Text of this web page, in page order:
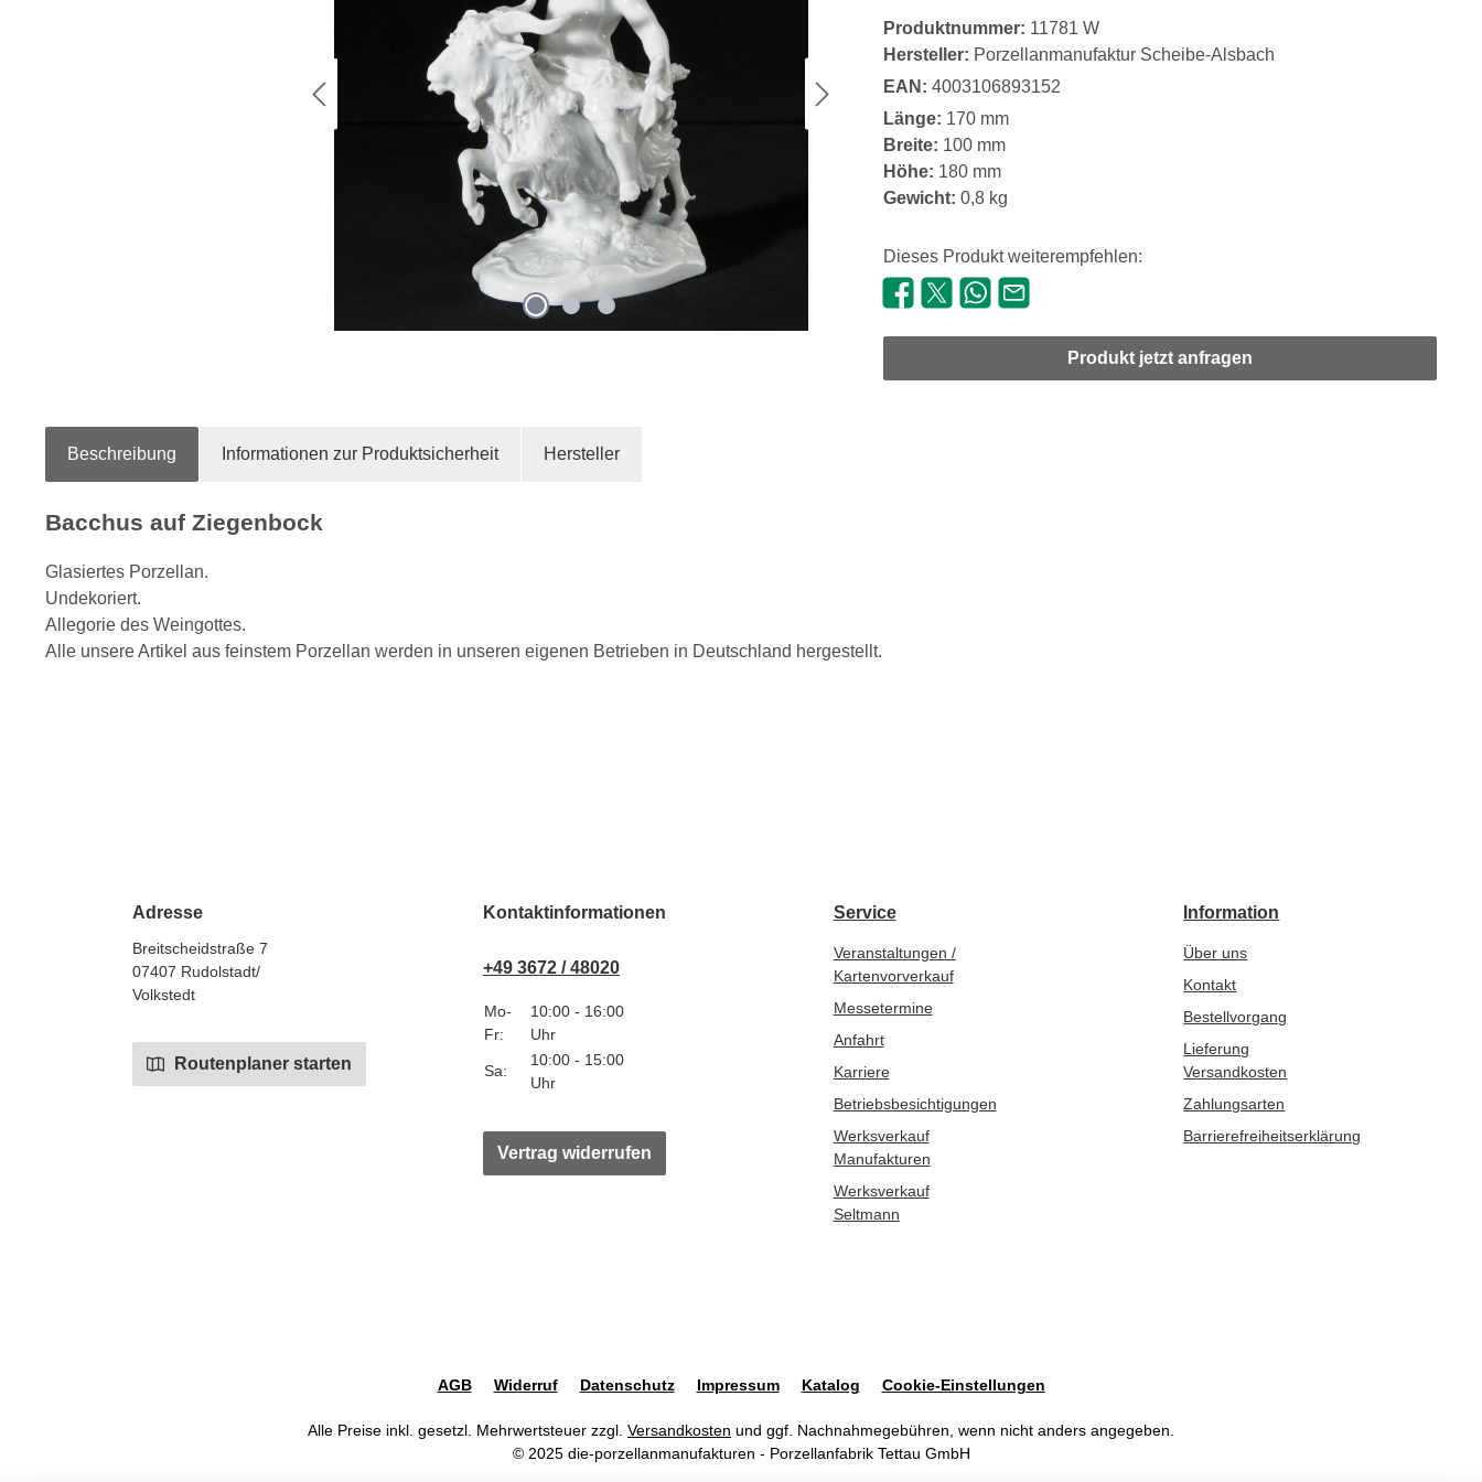
Produktnummer: 11781 W
Hersteller: Porzellanmanufaktur Scheibe-Alsbach
EAN: 4003106893152
Länge: 170 mm
Breite: 100 mm
Höhe: 180 mm
Gewicht: 0,8 kg
Dieses Produkt weiterempfehlen:
Produkt jetzt anfragen
Beschreibung Informationen zur Produktsicherheit Hersteller
Bacchus auf Ziegenbock
Glasiertes Porzellan.
Undekoriert.
Allegorie des Weingottes.
Alle unsere Artikel aus feinstem Porzellan werden in unseren eigenen Betrieben in Deutschland hergestellt.
Adresse
Breitscheidstraße 7
07407 Rudolstadt/
Volkstedt
Routenplaner starten
Kontaktinformationen
+49 3672 / 48020
Mo-
Fr:
10:00 - 16:00
Uhr
Sa:
10:00 - 15:00
Uhr
Vertrag widerrufen
Service
Veranstaltungen /
Kartenvorverkauf
Messetermine
Anfahrt
Karriere
Betriebsbesichtigungen
Werksverkauf
Manufakturen
Werksverkauf
Seltmann
Information
Über uns
Kontakt
Bestellvorgang
Lieferung
Versandkosten
Zahlungsarten
Barrierefreiheitserklärung
AGB Widerruf Datenschutz Impressum Katalog Cookie-Einstellungen
Alle Preise inkl. gesetzl. Mehrwertsteuer zzgl. Versandkosten und ggf. Nachnahmegebühren, wenn nicht anders angegeben.
© 2025 die-porzellanmanufakturen - Porzellanfabrik Tettau GmbH